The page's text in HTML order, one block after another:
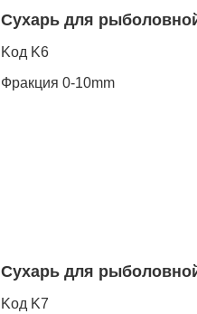
Сухарь для
Koд K6
Фракция 0-10mm
Сухарь для
Koд K7